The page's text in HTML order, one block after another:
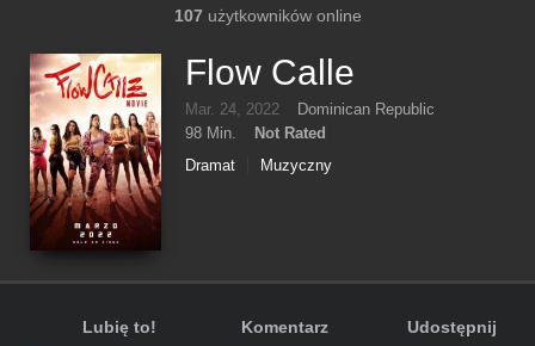
107 użytkowników online
Flow Calle
Mar. 24, 2022
Dominican Republic
98 Min.
Not Rated
Dramat
Muzyczny
Lubię to! Komentarz Udostępnij